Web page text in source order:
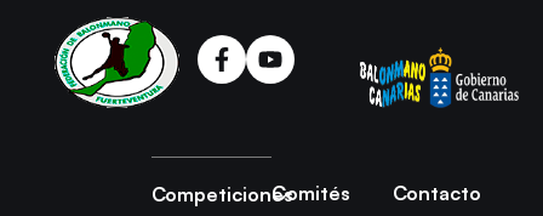
CompeticionesComités
Contacto